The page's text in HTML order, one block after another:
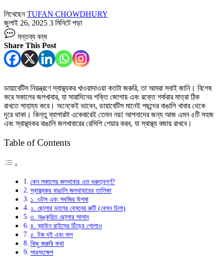
লিখেছেনTUFAN CHOWDHURY
জুলাই 26, 2025 3 মিনিটে পড়া
Bengali
Breakfast
:
ডায়াবেটিস
জন্য
৫টি
স্বাস্থ্যকর
বাঙালি
জলখাবার
তে
মন্তব্য বন্ধ
Share This Post
ডায়াবেটিস নিয়ন্ত্রণে স্বাস্থ্যকর খাওয়াদাওয়া কতটা জরুরি, তা আমরা সবাই জানি। বিশেষ
করে সকালের জলখাবার, যা সারাদিনের শক্তি জোগায় এবং রক্তে শর্করার মাত্রা ঠিক
রাখতে সাহায্য করে। অনেকেই ভাবেন, ডায়াবেটিস মানেই পছন্দের বাঙালি খাবার থেকে
দূরে থাকা। কিন্তু ব্যাপারটা একেবারেই তেমন নয়! আপনাদের জন্য আজ এমন ৫টি সহজ
এবং স্বাস্থ্যকর বাঙালি জলখাবারের রেসিপি শেয়ার করব, যা স্বাস্থ্য বজায় রাখবে।
Table of Contents
কেন সকালের জলখাবার এত গুরুত্বপূর্ণ?
স্বাস্থ্যকর বাঙালি জলখাবারের তালিকা
১. ওটস এবং সবজির উপমা
২. ছোলার ডালের বেসনের রুটি (বেসন চিলা)
৩. অঙ্কুরিত ছোলার সালাদ
৪. ব্রাউন রাইসের চিঁড়ের পোলাও
৫. টক দই এবং ফল
কিছু জরুরি কথা
সারসংক্ষেপ